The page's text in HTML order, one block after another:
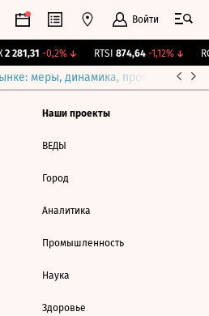
Войти
2 281,31 -0,2%↓ RTSI 874,64 -1,12%↓
меры, динамика, прогнозы
Наши проекты
ВЕДЫ
Город
Аналитика
Промышленность
Наука
Здоровье